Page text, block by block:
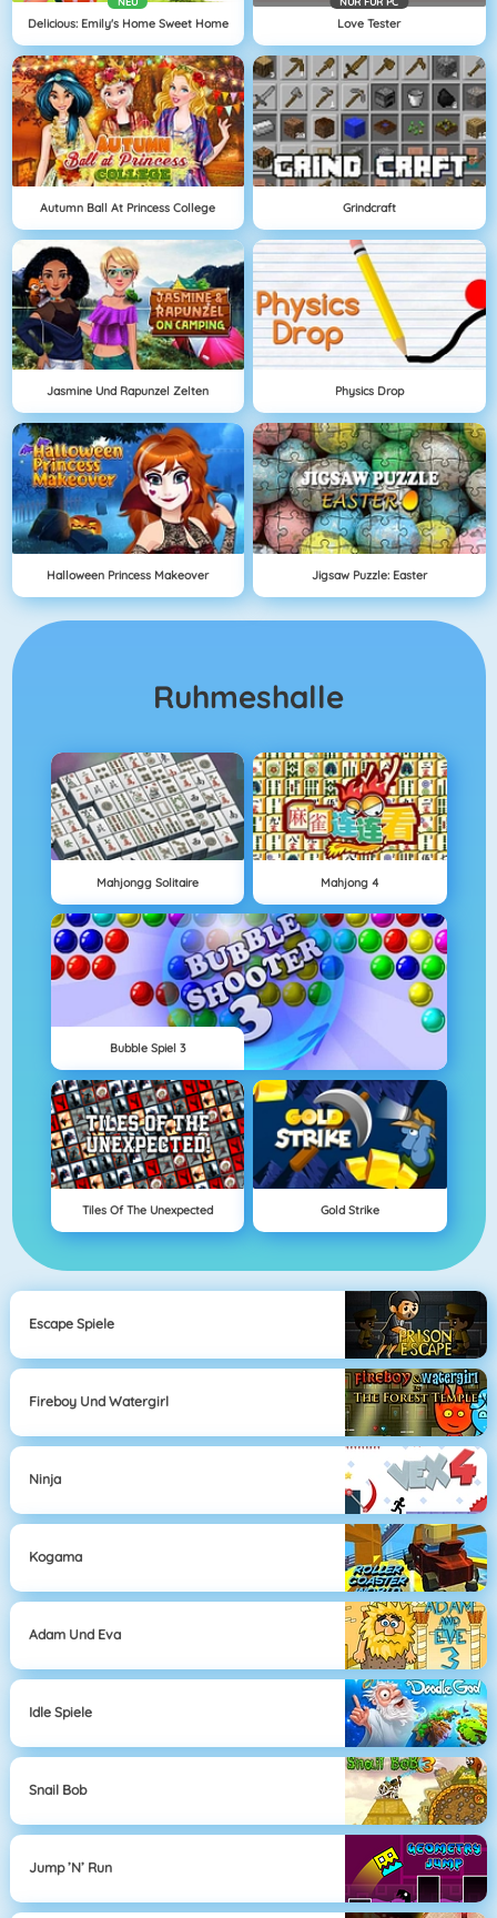
Delicious: Emily's Home Sweet Home Love Tester
Autumn Ball At Princess College Grindcraft
Jasmine Und Rapunzel Zelten Physics Drop
Halloween Princess Makeover Jigsaw Puzzle: Easter
Ruhmeshalle
Mahjongg Solitaire Mahjong 4
Bubble Spiel 3
Tiles Of The Unexpected Gold Strike
Escape Spiele
Fireboy Und Watergirl
Ninja
Kogama
Adam Und Eva
Idle Spiele
Snail Bob
Jump ’n’ Run